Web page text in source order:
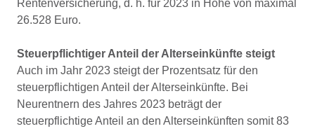
Rentenversicherung, d. h. für 2023 in Höhe von maximal
26.528 Euro.
Steuerpflichtiger Anteil der Alterseinkünfte steigt
Auch im Jahr 2023 steigt der Prozentsatz für den
steuerpflichtigen Anteil der Alterseinkünfte. Bei
Neurentnern des Jahres 2023 beträgt der
steuerpflichtige Anteil an den Alterseinkünften somit 83